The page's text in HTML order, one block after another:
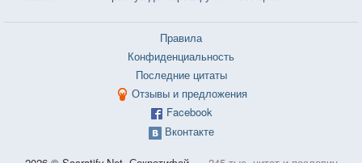
Правила
Конфиденциальность
Последние цитаты
Отзывы и предложения
Facebook
Вконтакте